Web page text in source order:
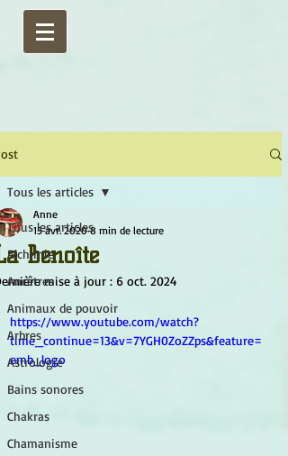
Tous les articles
Alchimie
Ancêtres
Animaux de pouvoir
Arbres
Astrologie
Bains sonores
Chakras
Chamanisme
Tous les articles
Benoîte
Anne
15 avr. 2020 8 min de lecture
mise à jour : 6 oct. 2024
https://www.youtube.com/watch?
time_continue=13&v=7YGH0ZoZZps&feature=
emb_logo